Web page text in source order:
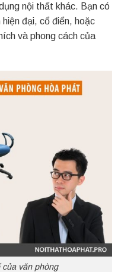
nội thất khác. Bạn có
đại, cổ điển, hoặc
và phong cách của
văn phòng